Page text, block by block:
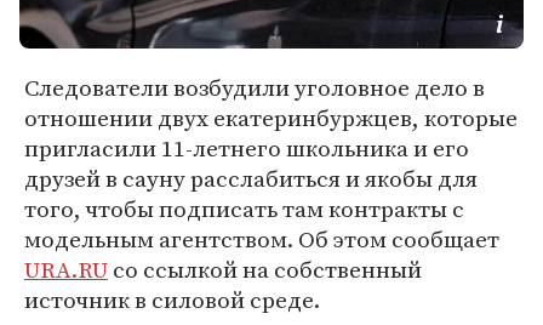
Следователи возбудили уголовное дело в
отношении двух екатеринбуржцев, которые
пригласили 11-летнего школьника и его
друзей в сауну расслабиться и якобы для
того, чтобы подписать там контракты с
модельным агентством. Об этом сообщает
URA.RUсо ссылкой на собственный
источник в силовой среде.